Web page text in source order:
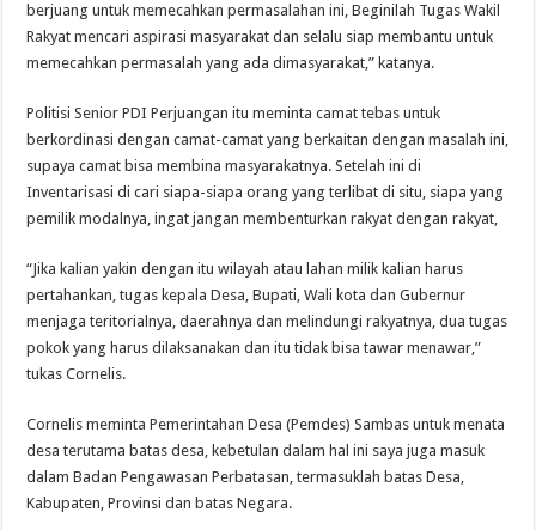
berjuang untuk memecahkan permasalahan ini, Beginilah Tugas Wakil
Rakyat mencari aspirasi masyarakat dan selalu siap membantu untuk
memecahkan permasalah yang ada dimasyarakat,” katanya.
Politisi Senior PDI Perjuangan itu meminta camat tebas untuk
berkordinasi dengan camat-camat yang berkaitan dengan masalah ini,
supaya camat bisa membina masyarakatnya. Setelah ini di
Inventarisasi di cari siapa-siapa orang yang terlibat di situ, siapa yang
pemilik modalnya, ingat jangan membenturkan rakyat dengan rakyat,
“Jika kalian yakin dengan itu wilayah atau lahan milik kalian harus
pertahankan, tugas kepala Desa, Bupati, Wali kota dan Gubernur
menjaga teritorialnya, daerahnya dan melindungi rakyatnya, dua tugas
pokok yang harus dilaksanakan dan itu tidak bisa tawar menawar,”
tukas Cornelis.
Cornelis meminta Pemerintahan Desa (Pemdes) Sambas untuk menata
desa terutama batas desa, kebetulan dalam hal ini saya juga masuk
dalam Badan Pengawasan Perbatasan, termasuklah batas Desa,
Kabupaten, Provinsi dan batas Negara.